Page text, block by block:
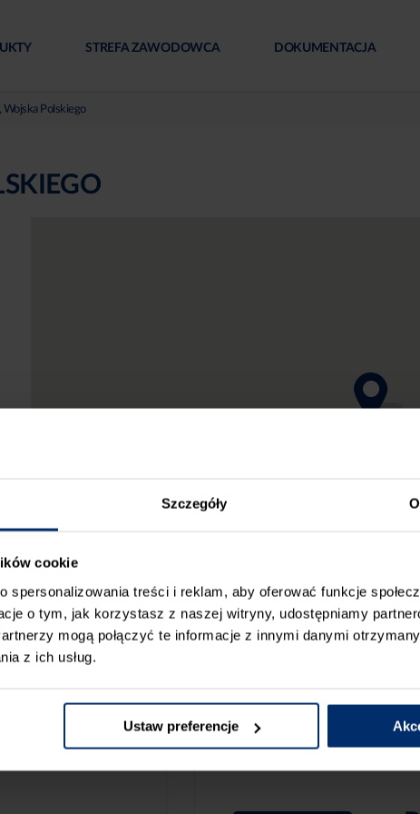
Szczegóły
cookie
spersonalizowania treści i reklam, aby oferować funkcje
o tym, jak korzystasz z naszej witryny, udostępniamy
mogą połączyć te informacje z innymi danymi
z ich usług.
Ustaw preferencje
STREFA ZAWODOWCA DOKUMENTACJA
Wojska Polskiego